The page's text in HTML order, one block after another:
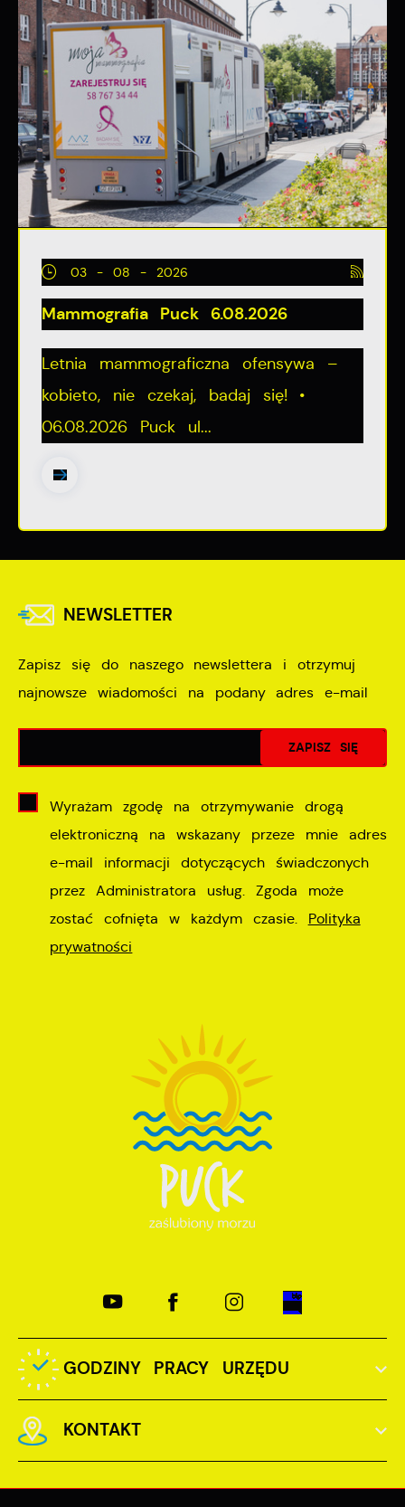
03 - 08 - 2026
Mammografia Puck 6.08.2026
Letnia mammograficzna ofensywa –
kobieto, nie czekaj, badaj się! •
06.08.2026 Puck ul...
NEWSLETTER
Zapisz się do naszego newslettera i otrzymuj
najnowsze wiadomości na podany adres e-mail
Wyrażam zgodę na otrzymywanie drogą
elektroniczną na wskazany przeze mnie adres
e-mail informacji dotyczących świadczonych
przez Administratora usług. Zgoda może
zostać cofnięta w każdym czasie. Polityka
prywatności
GODZINY PRACY URZĘDU
KONTAKT